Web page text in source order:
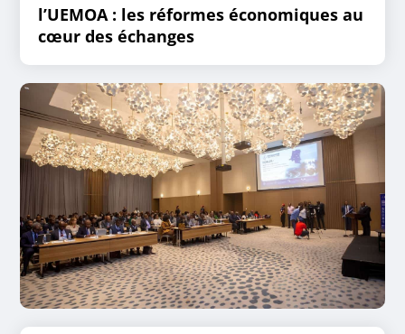
l’UEMOA : les réformes économiques au
cœur des échanges